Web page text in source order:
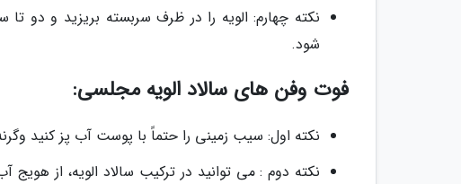
نکته چهارم: الویه را در ظرف سربسته بریزید و دو
شود.
فوت وفن های سالاد الویه مجلسی:
نکته اول: سیب زمینی را حتماً با پوست آب پز کنید
نکته دوم : می توانید در ترکیب سالاد الویه، از